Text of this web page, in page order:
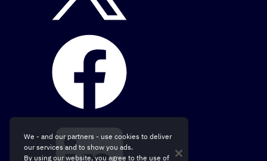
We - and our partners - use cookies to deliver
our services and to show you ads.
By using our website, you agree to the use of